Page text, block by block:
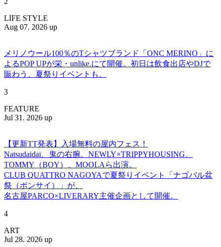
LIFE STYLE
Aug 07. 2026 up
メリノウール100％のTシャツブランド「ONC MERINO」に
よるPOP UPが栄・unlike.にて開催。初日は飲食出店やDJで
賑わう、夏祭りイベントも。
3
FEATURE
Jul 31. 2026 up
【更新TT発表】入場無料の屋内フェス！
Natsudaidai、鬼の右腕、NEWLY×TRIPPYHOUSING、
TOMMY（BOY）、MOOLAら出演。
CLUB QUATTRO NAGOYAで夏祭りイベント「ナゴパル盆
祭（ボンサイ）」が、
名古屋PARCO×LIVERARY主催企画として開催。
4
ART
Jul 28. 2026 up